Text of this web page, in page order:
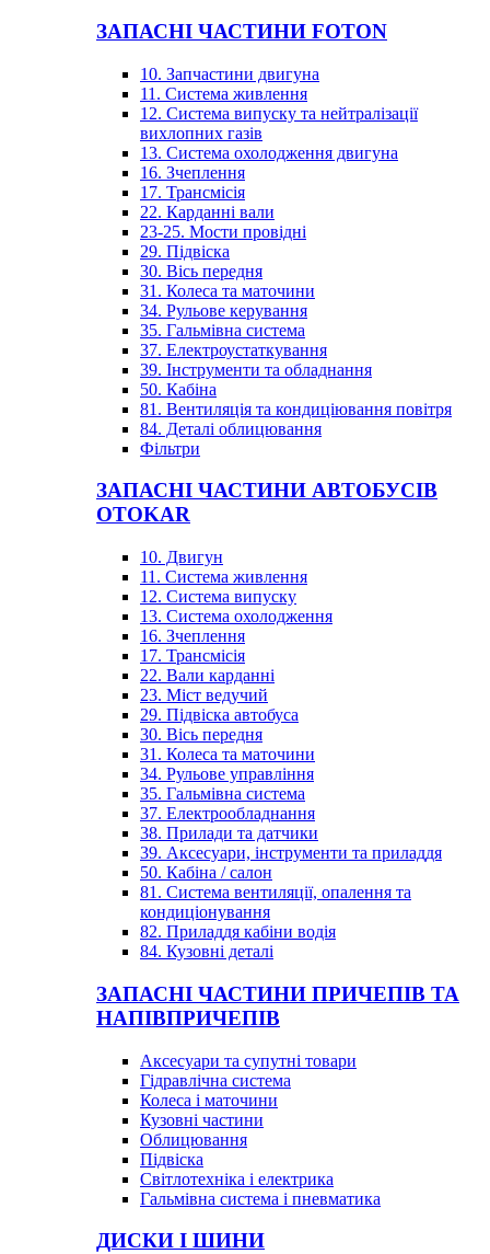
ЗАПАСНІ ЧАСТИНИ FOTON
10. Запчастини двигуна
11. Система живлення
12. Система випуску та нейтралізації
вихлопних газів
13. Система охолодження двигуна
16. Зчеплення
17. Трансмісія
22. Карданні вали
23-25. Мости провідні
29. Підвіска
30. Вісь передня
31. Колеса та маточини
34. Рульове керування
35. Гальмівна система
37. Електроустаткування
39. Інструменти та обладнання
50. Кабіна
81. Вентиляція та кондиціювання повітря
84. Деталі облицювання
Фільтри
ЗАПАСНІ ЧАСТИНИ АВТОБУСІВ
OTOKAR
10. Двигун
11. Система живлення
12. Система випуску
13. Система охолодження
16. Зчеплення
17. Трансмісія
22. Вали карданні
23. Міст ведучий
29. Підвіска автобуса
30. Вісь передня
31. Колеса та маточини
34. Рульове управління
35. Гальмівна система
37. Електрообладнання
38. Прилади та датчики
39. Аксесуари, інструменти та приладдя
50. Кабіна / салон
81. Система вентиляції, опалення та
кондиціонування
82. Приладдя кабіни водія
84. Кузовні деталі
ЗАПАСНІ ЧАСТИНИ ПРИЧЕПІВ ТА
НАПІВПРИЧЕПІВ
Аксесуари та супутні товари
Гідравлічна система
Колеса і маточини
Кузовні частини
Облицювання
Підвіска
Світлотехніка і електрика
Гальмівна система і пневматика
ДИСКИ І ШИНИ